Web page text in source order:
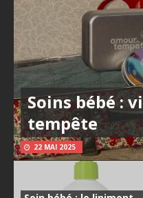
Soins bébé :
tempête
22 MAI 2025